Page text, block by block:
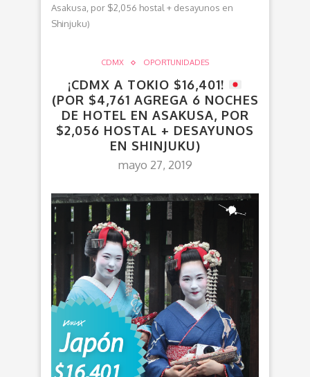
Asakusa, por $2,056 hostal + desayunos en
Shinjuku)
CDMX OPORTUNIDADES
¡CDMX A TOKIO $16,401!
(POR $4,761 AGREGA 6 NOCHES
DE HOTEL EN ASAKUSA, POR
$2,056 HOSTAL + DESAYUNOS
EN SHINJUKU)
mayo 27, 2019